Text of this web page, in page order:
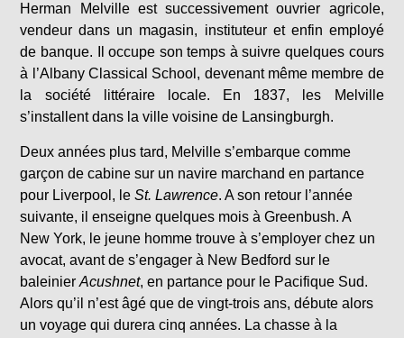
Herman Melville est successivement ouvrier agricole,
vendeur dans un magasin, instituteur et enfin employé
de banque. Il occupe son temps à suivre quelques cours
à l’Albany Classical School, devenant même membre de
la société littéraire locale. En 1837, les Melville
s’installent dans la ville voisine de Lansingburgh.
Deux années plus tard, Melville s’embarque comme
garçon de cabine sur un navire marchand en partance
pour Liverpool, leSt. Lawrence. A son retour l’année
suivante, il enseigne quelques mois à Greenbush. A
New York, le jeune homme trouve à s’employer chez un
avocat, avant de s’engager à New Bedford sur le
baleinierAcushnet, en partance pour le Pacifique Sud.
Alors qu’il n’est âgé que de vingt-trois ans, débute alors
un voyage qui durera cinq années. La chasse à la